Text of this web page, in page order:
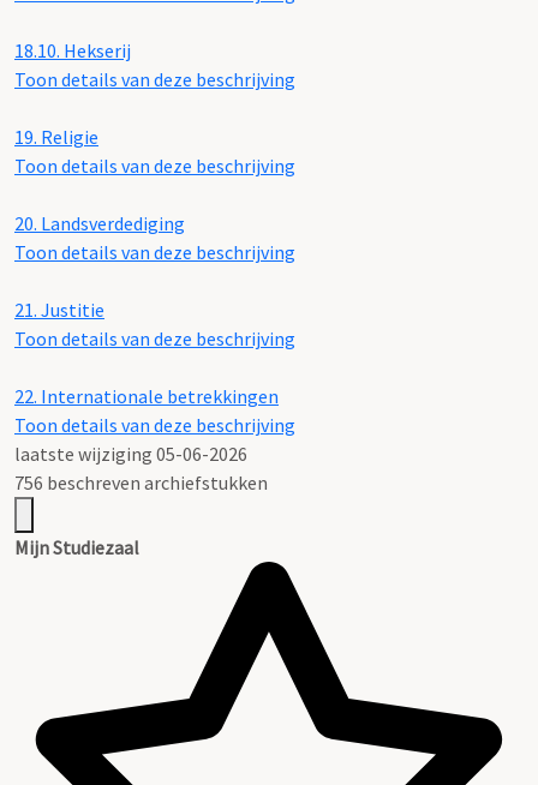
18.10. Hekserij
Toon details van deze beschrijving
19. Religie
Toon details van deze beschrijving
20. Landsverdediging
Toon details van deze beschrijving
21. Justitie
Toon details van deze beschrijving
22. Internationale betrekkingen
Toon details van deze beschrijving
laatste wijziging 05-06-2026
756 beschreven archiefstukken
Mijn Studiezaal